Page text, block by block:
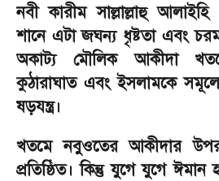
নবী কারীম সাল্লাল্লাহু
শানে এটা জঘন্য ধৃষ্টতা এবং
অকাট্য মৌলিক আকীদা
কুঠারাঘাত এবং ইসলামকে
ষড়যন্ত্র।
খতমে নবুওতের আকীদার
প্রতিষ্ঠিত। কিন্তু যুগে যুগে ঈমান